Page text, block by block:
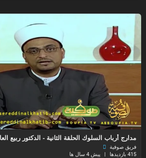
مدارج أرباب السلوك الحلقة الثانية - الدكتور ربيع
فريق صوفية
415 بازدیدها
| پیش 4 سال ها